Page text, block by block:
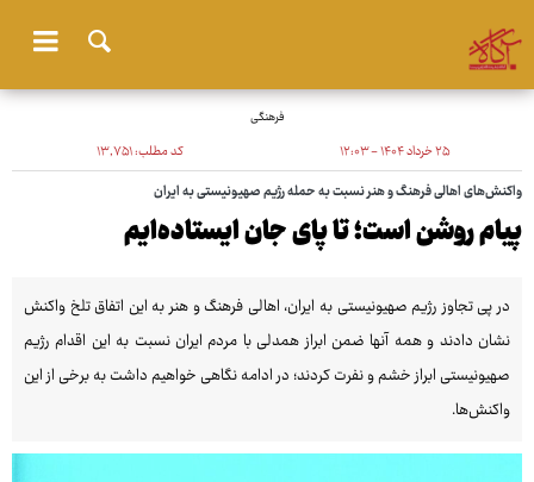
فرهنگی
۲۵ خرداد ۱۴۰۴ - ۱۲:۰۳ کد مطلب:۱۳٬۷۵۱
واکنش‌‏های اهالی فرهنگ و هنر نسبت به حمله رژیم صهیونیستی به ایران
پیام روشن است؛ تا پای جان ایستاده‌‏ایم
نشان دادند و همه آنها ضمن ابراز همدلی با مردم ایران نسبت به این اقدام رژیم
صهیونیستی ابراز خشم و نفرت کردند؛ در ادامه نگاهی خواهیم داشت به برخی از این
واکنش‏‌ها.